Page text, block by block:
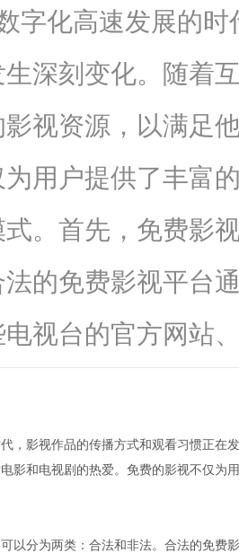
字化高速发展的
深刻变化。随着
视资源，以满足
用户提供了丰富
。首先，免费影
的免费影视平台
视台的官方网站
，影视作品的传播方式和观看习惯正在
影和电视剧的热爱。免费的影视不仅为
以分为两类：合法和非法。合法的免费